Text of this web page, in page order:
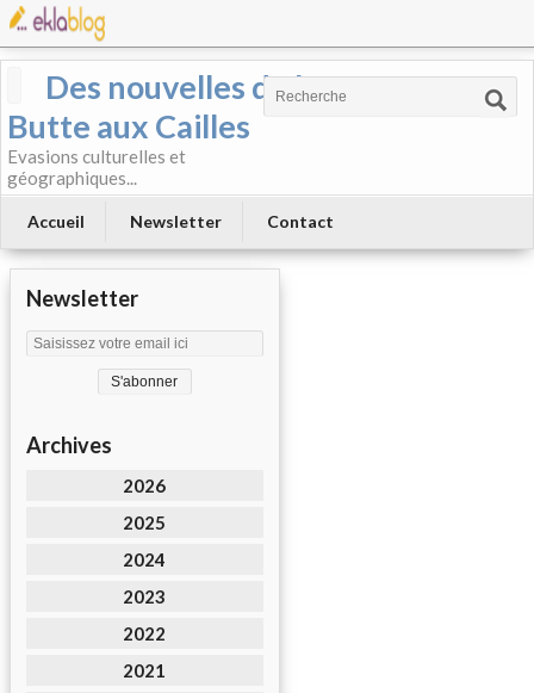
Des nouvelles de la
Butte aux Cailles
Evasions culturelles et
géographiques...
Accueil Newsletter Contact
Newsletter
Archives
2026
2025
2024
2023
2022
2021